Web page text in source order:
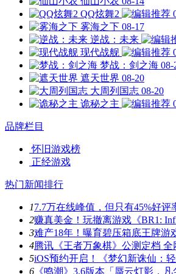
QQ炫舞2
雾海之下 08-17
逆战：未来
现代战舰
梦战：剑之海 08-
遮天世界 08-20
大周列国志 08-20
诡秘之主
品牌栏目
怀旧游戏榜
正经游戏
热门新闻排行
17.7万在线峰值，但只有45%好
2赚真美金！玩撤离游戏《BR1:
3难产18年！曝育碧压箱底王牌游
4腾讯《王者万象棋》公测定档 全
5iOS预约开启！《梦幻新诛仙：
6 《鸣潮》3.6版本「蜃云灯影，